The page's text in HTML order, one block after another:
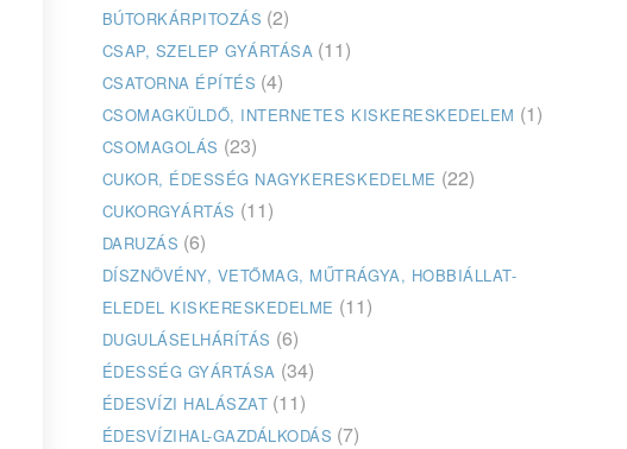
BÚTORKÁRPITOZÁS (2)
CSAP, SZELEP GYÁRTÁSA (11)
CSATORNA ÉPÍTÉS (4)
CSOMAGKÜLDŐ, INTERNETES KISKERESKEDELEM (1)
CSOMAGOLÁS (23)
CUKOR, ÉDESSÉG NAGYKERESKEDELME (22)
CUKORGYÁRTÁS (11)
DARUZÁS (6)
DÍSZNÖVÉNY, VETŐMAG, MŰTRÁGYA, HOBBIÁLLAT-
ELEDEL KISKERESKEDELME (11)
DUGULÁSELHÁRÍTÁS (6)
ÉDESSÉG GYÁRTÁSA (34)
ÉDESVÍZI HALÁSZAT (11)
ÉDESVÍZIHAL-GAZDÁLKODÁS (7)